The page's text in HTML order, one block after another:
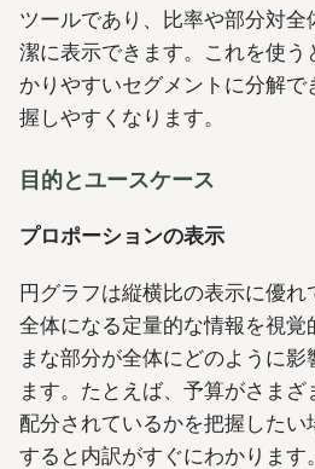
ツールであり、比率や部分対
潔に表示できます。これを使う
かりやすいセグメントに分解
握しやすくなります。
目的とユースケース
プロポーションの表示
円グラフは縦横比の表示に優れ
全体になる定量的な情報を視
まな部分が全体にどのように影
ます。たとえば、予算がさま
配分されているかを把握したい
すると内訳がすぐにわかります